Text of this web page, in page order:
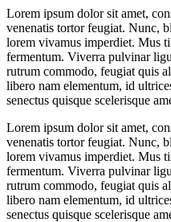
Lorem ipsum dolor sit amet,
venenatis tortor feugiat. Nunc,
lorem vivamus imperdiet. Mus
fermentum. Viverra pulvinar
rutrum commodo, feugiat quis
libero nam elementum, id
senectus quisque scelerisque
Lorem ipsum dolor sit amet,
venenatis tortor feugiat. Nunc,
lorem vivamus imperdiet. Mus
fermentum. Viverra pulvinar
rutrum commodo, feugiat quis
libero nam elementum, id
senectus quisque scelerisque